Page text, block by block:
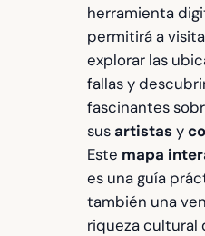
herramienta
permitirá a
explorar las
fallas y
fascinantes
sus artistas y
Este mapa
es una guía
también una
riqueza cultural